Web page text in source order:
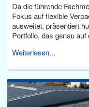
Da die führende
Fokus auf flexible
ausweitet, präsentiert
Portfolio, das genau
Weiterlesen...